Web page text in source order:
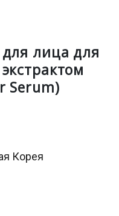
лица для
Serum)
Корея